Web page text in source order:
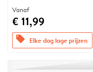
Vanaf
€ 11,99
offers Elke dag lage prijzen